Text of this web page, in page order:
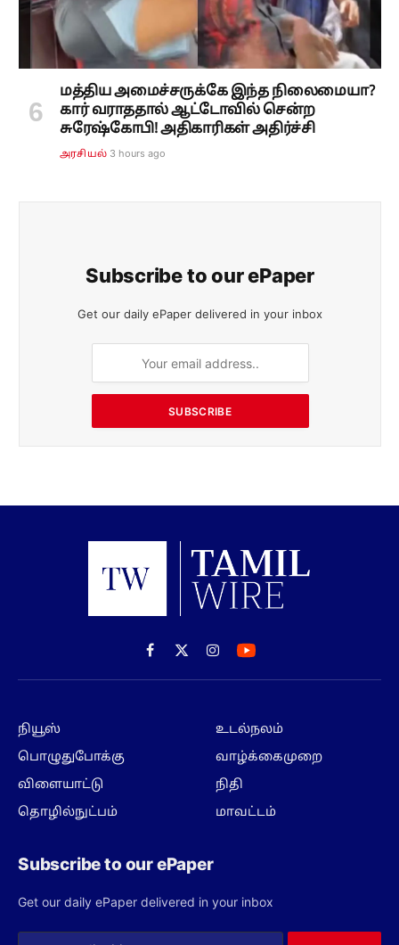
மத்திய அமைச்சருக்கே இந்த நிலைமையா?
கார் வராததால் ஆட்டோவில் சென்ற
சுரேஷ்கோபி! அதிகாரிகள் அதிர்ச்சி
அரசியல் 3 hours ago
Subscribe to our ePaper
Get our daily ePaper delivered in your inbox
SUBSCRIBE
Facebook
X
(Twitter)
Instagram
நியூஸ்
பொழுதுபோக்கு
விளையாட்டு
தொழில்நுட்பம்
உடல்நலம்
வாழ்க்கைமுறை
நிதி
மாவட்டம்
Subscribe to our ePaper
Get our daily ePaper delivered in your inbox